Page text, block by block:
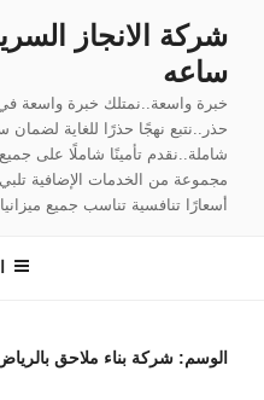
المحتوىساعه
خبرة واسعة..نمتلك خبرة واسعة
حذر..نتبع نهجًا حذرًا للغاية
شاملة..نقدم تأمينًا شاملًا على
مجموعة من الخدمات الإضافية
أسعارًا تنافسية تناسب جميع
الوسم: شركة بناء ملاحق